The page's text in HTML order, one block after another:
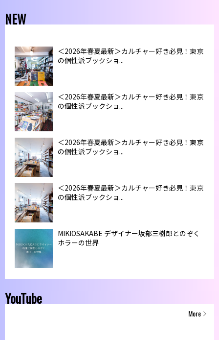
NEW
＜2026年春夏最新＞カルチャー好き必見！東京
の個性派ブックショ...
＜2026年春夏最新＞カルチャー好き必見！東京
の個性派ブックショ...
＜2026年春夏最新＞カルチャー好き必見！東京
の個性派ブックショ...
＜2026年春夏最新＞カルチャー好き必見！東京
の個性派ブックショ...
MIKIOSAKABE デザイナー坂部三樹郎とのぞく
ホラーの世界
YouTube
More